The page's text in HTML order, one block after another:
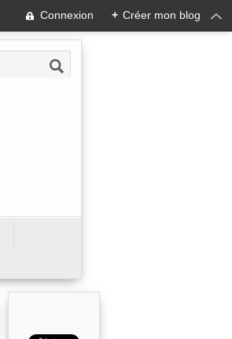
Connexion + Créer mon blog